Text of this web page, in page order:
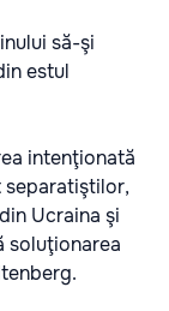
să-şi
estul
intenţionată
separatiştilor,
Ucraina şi
soluţionarea